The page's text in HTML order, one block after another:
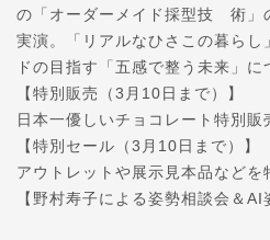
の「オーダーメイド採型技 術」
実演。「リアルなひさこの暮らし
ドの目指す「五感で整う未来」に
【特別販売（3月10日まで）】
日本一優しいチョコレート特別販
【特別セール（3月10日まで）】
アウトレットや展示見本品などを
【野村寿子による姿勢相談会＆